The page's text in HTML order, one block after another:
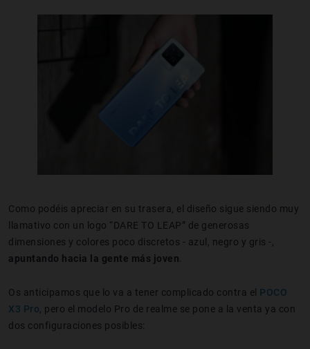
Como podéis apreciar en su trasera, el diseño sigue siendo muy
llamativo con un logo “DARE TO LEAP” de generosas
dimensiones y colores poco discretos - azul, negro y gris -,
apuntando hacia la gente más joven
Os anticipamos que lo va a tener complicado contra el POCO
X3 Pro , pero el modelo Pro de realme se pone a la venta ya con
dos configuraciones posibles: